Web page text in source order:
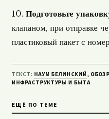
10. Подготовьте
клапаном, при отправке
пластиковый пакет с
ТЕКСТ: НАУМ БЕЛИНСКИЙ,
ИНФРАСТРУКТУРЫ И БЫТА
ЕЩЁ ПО ТЕМЕ